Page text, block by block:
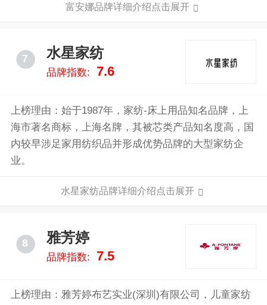
富安娜品牌详细介绍点击展开
7 水星家纺
品牌指数: 7.6
上榜理由：始于1987年，家纺-床上用品知名品牌，上
海市著名商标，上海名牌，其被芯类产品知名度高，国
内较早涉足家用纺织品并形成优势品牌的大型家纺企
业。
水星家纺品牌详细介绍点击展开
8 雅芳婷
品牌指数: 7.5
上榜理由：雅芳婷布艺实业(深圳)有限公司，儿童家纺